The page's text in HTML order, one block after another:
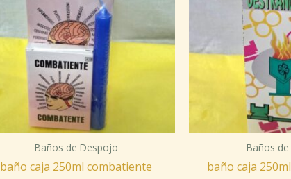
Baños de Despojo
baño caja 250ml combatiente
Baños
baño caja